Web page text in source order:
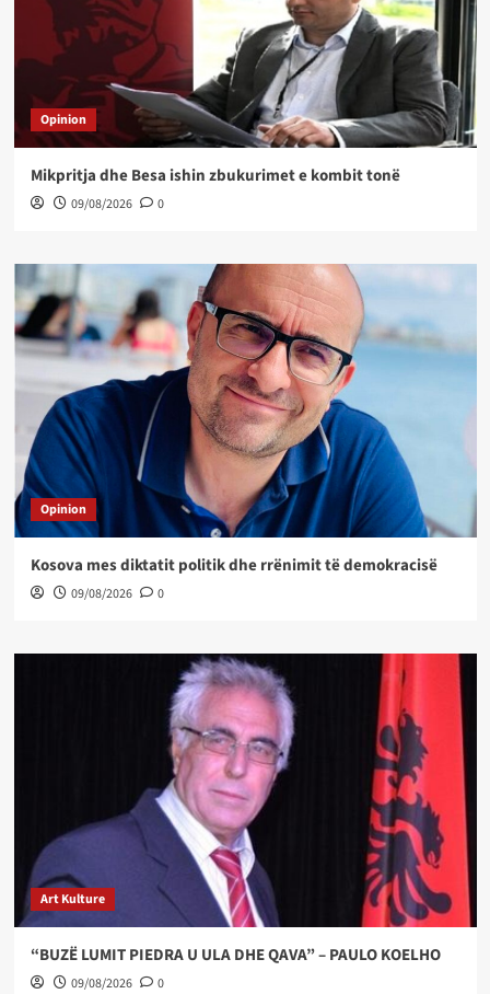
Opinion
Mikpritja dhe Besa ishin zbukurimet e kombit tonë
09/08/2026 0
Opinion
Kosova mes diktatit politik dhe rrënimit të demokracisë
09/08/2026 0
Art Kulture
“BUZË LUMIT PIEDRA U ULA DHE QAVA” – PAULO KOELHO
09/08/2026 0